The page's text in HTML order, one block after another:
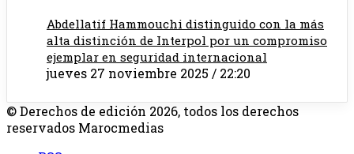
Abdellatif Hammouchi distinguido con la más
alta distinción de Interpol por un compromiso
ejemplar en seguridad internacional
jueves 27 noviembre 2025 / 22:20
© Derechos de edición 2026, todos los derechos
reservados Marocmedias